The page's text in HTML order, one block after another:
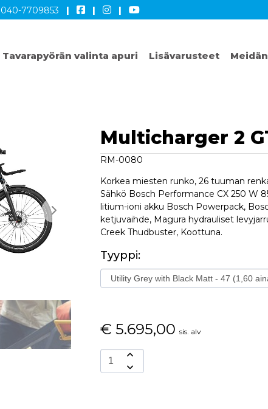
040-7709853 | | |
Tavarapyörän valinta apuri Lisävarusteet
Multicharger 2
RM-0080
Korkea miesten runko, 26 tuuman
Sähkö Bosch Performance CX 250 W
litium-ioni akku Bosch Powerpack,
ketjuvaihde, Magura hydrauliset
Creek Thudbuster, Koottuna.
Tyyppi:
€ 5.695,00 sis. alv